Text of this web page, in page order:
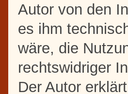
Autor von den
es ihm
wäre, die
rechtswidriger
Der Autor